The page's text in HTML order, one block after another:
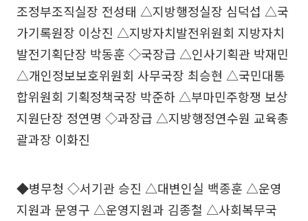
조정부조직실장 전성태 △지방행정실장 심덕섭 △국
가기록원장 이상진 △지방자치발전위원회 지방자치
발전기획단장 박동훈 ◇국장급 △인사기획관 박재민
△개인정보보호위원회 사무국장 최승현 △국민대통
합위원회 기획정책국장 박준하 △부마민주항쟁 보상
지원단장 정연명 ◇과장급 △지방행정연수원 교육총
괄과장 이화진
◆병무청 ◇서기관 승진 △대변인실 백종훈 △운영
지원과 문영구 △운영지원과 김종철 △사회복무국